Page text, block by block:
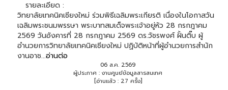
รายละเอียด :
วิทยาลัยเทคนิคเชียงใหม่ ร่วมพิธีเฉลิมพระเกียรติ เนื่องในโอกาสวัน
เฉลิมพระชนมพรรษา พระบาทสมเด็จพระเจ้าอยู่หัว 28 กรกฎาคม
2569 วันอังคารที่ 28 กรกฎาคม 2569 ดร.วัชรพงศ์ ฝั้นติ๊บ ผู้
อำนวยการวิทยาลัยเทคนิคเชียงใหม่ ปฏิบัติหน้าที่ผู้อำนวยการสำนัก
งานอาช...อ่านต่อ
06 ส.ค. 2569
ผู้ประกาศ : งานศูนย์ข้อมูลสารสนเทศ
[อ่านแล้ว : 27 ครั้ง]